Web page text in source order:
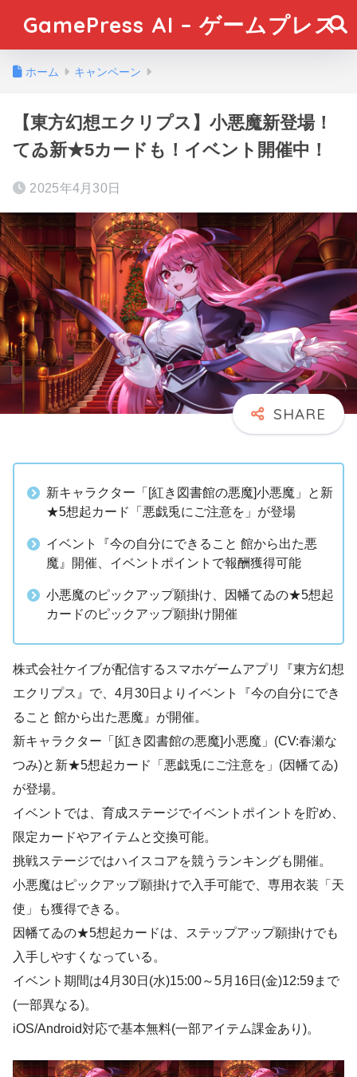
GamePress AI – ゲームプレス
ホーム キャンペーン
【東方幻想エクリプス】小悪魔新登場！
てゐ新★5カードも！イベント開催中！
2025年4月30日
新キャラクター「[紅き図書館の悪魔]小悪魔」と新
★5想起カード「悪戯兎にご注意を」が登場
イベント『今の自分にできること 館から出た悪
魔』開催、イベントポイントで報酬獲得可能
小悪魔のピックアップ願掛け、因幡てゐの★5想起
カードのピックアップ願掛け開催
株式会社ケイブが配信するスマホゲームアプリ『東方幻想
エクリプス』で、4月30日よりイベント『今の自分にでき
ること 館から出た悪魔』が開催。
新キャラクター「[紅き図書館の悪魔]小悪魔」(CV:春瀬な
つみ)と新★5想起カード「悪戯兎にご注意を」(因幡てゐ)
が登場。
イベントでは、育成ステージでイベントポイントを貯め、
限定カードやアイテムと交換可能。
挑戦ステージではハイスコアを競うランキングも開催。
小悪魔はピックアップ願掛けで入手可能で、専用衣装「天
使」も獲得できる。
因幡てゐの★5想起カードは、ステップアップ願掛けでも
入手しやすくなっている。
イベント期間は4月30日(水)15:00～5月16日(金)12:59まで
(一部異なる)。
iOS/Android対応で基本無料(一部アイテム課金あり)。